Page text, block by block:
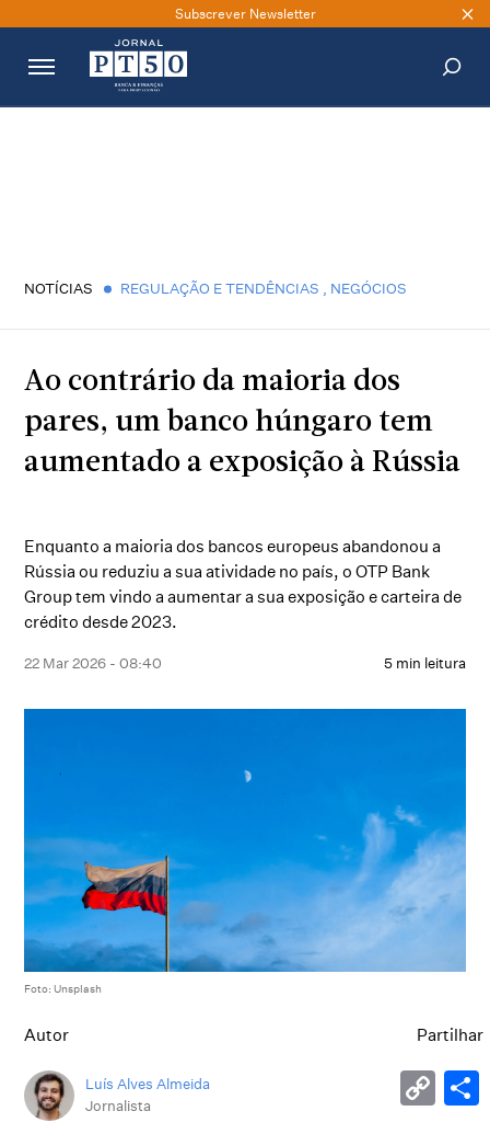
Subscrever Newsletter
NOTÍCIAS REGULAÇÃO E TENDÊNCIAS NEGÓCIOS
Ao contrário da maioria dos
pares, um banco húngaro tem
aumentado a exposição à Rússia
Enquanto a maioria dos bancos europeus abandonou a
Rússia ou reduziu a sua atividade no país, o OTP Bank
Group tem vindo a aumentar a sua exposição e carteira de
crédito desde 2023.
22 Mar 2026 - 08:40 5 min leitura
Foto: Unsplash
Autor
Luís Alves Almeida
Jornalista
Partilhar